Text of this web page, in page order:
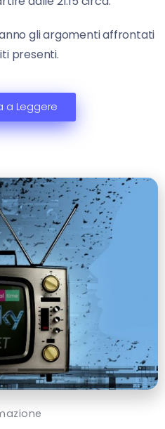
gli argomenti affrontati
presenti.
a Leggere